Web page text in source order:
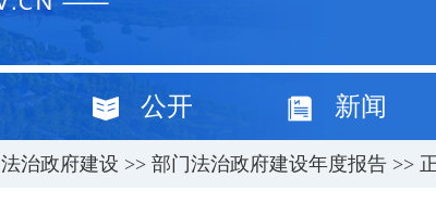
公开 新闻
法治政府建设 >> 部门法治政府建设年度报告 >>